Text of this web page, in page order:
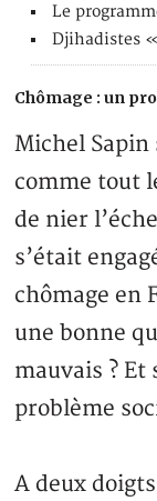
Le
Djihadistes
Chômage : un
Michel Sapin
comme tout
de nier
s’était
chômage en
une bonne
mauvais ?
problème
A deux